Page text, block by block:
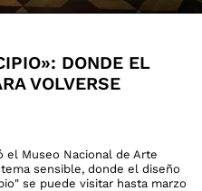
DONDE EL
VOLVERSE
el Museo Nacional de Arte
sensible, donde el diseño
se puede visitar hasta marzo